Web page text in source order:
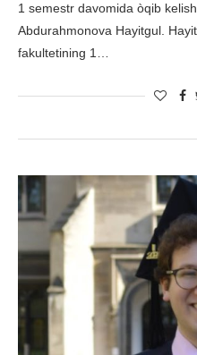
1 semestr davomida òqib
Abdurahmonova Hayitgul.
fakultetining 1…